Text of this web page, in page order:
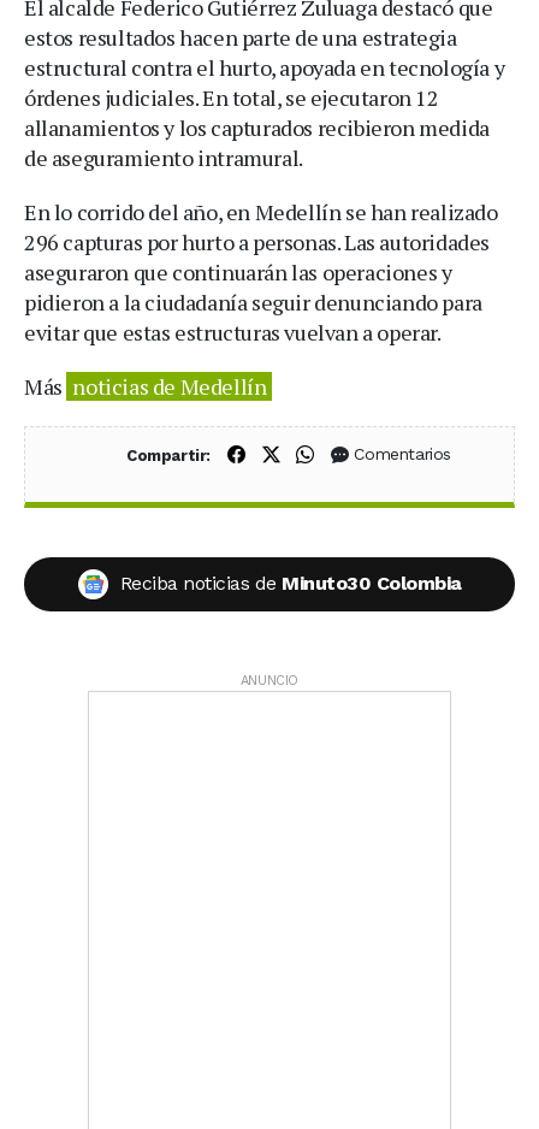
El alcalde Federico Gutiérrez Zuluaga destacó que
estos resultados hacen parte de una estrategia
estructural contra el hurto, apoyada en tecnología y
órdenes judiciales. En total, se ejecutaron 12
allanamientos y los capturados recibieron medida
de aseguramiento intramural.
En lo corrido del año, en Medellín se han realizado
296 capturas por hurto a personas. Las autoridades
aseguraron que continuarán las operaciones y
pidieron a la ciudadanía seguir denunciando para
evitar que estas estructuras vuelvan a operar.
Más noticias de Medellín
Compartir: Compartir en Facebook
Compartir en X (Twitter)
Compartir en WhatsApp
Comentarios
Reciba noticias de Minuto30 Colombia
ANUNCIO